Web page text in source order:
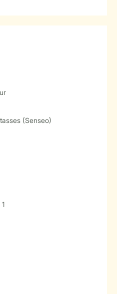
(Senseo)